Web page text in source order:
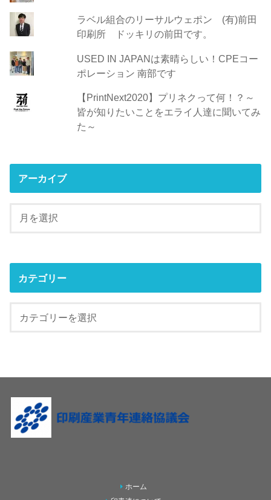
ラベル組合のリーサルウェポン (有)前田
印刷所 ドッキリの前田です。
USED IN JAPANは素晴らしい！CPEコー
ポレーション 南部です
【PrintNext2020】プリネクって何！？～
皆が知りたいことをエライ人達に聞いてみ
た～
アーカイブ
カテゴリー
ホーム